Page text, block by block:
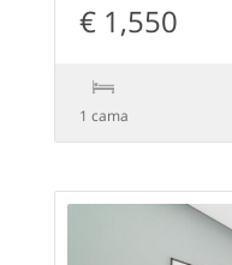
€ 1,550
1 cama